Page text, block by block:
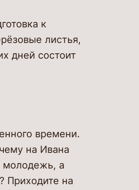
к
листья,
дней состоит
времени.
на Ивана
молодежь, а
Приходите на